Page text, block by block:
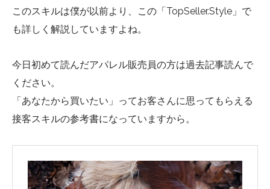
このスキルは僕が以前より、この「TopSeller.Style」で
も詳しく解説していますよね。
今日初めて読んだアパレル販売員の方は過去記事読んで
ください。
「あなたから買いたい」ってお客さんに思ってもらえる
接客スキルの参考書になっていますから。